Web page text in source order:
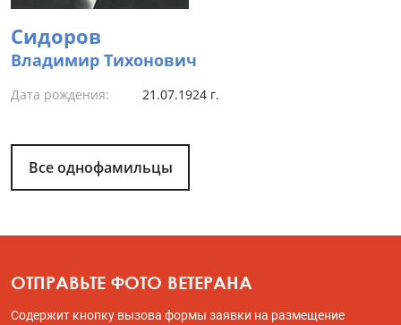
Сидоров
Владимир Тихонович
Дата рождения: 21.07.1924 г.
Все однофамильцы
ОТПРАВЬТЕ ФОТО ВЕТЕРАНА
Содержит кнопку вызова формы заявки на размещение